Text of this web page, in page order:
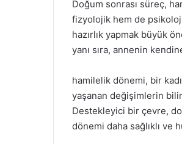
Doğum sonrası süreç,
fizyolojik hem de
hazırlık yapmak büyük
yanı sıra, annenin
hamilelik dönemi, bir
yaşanan değişimlerin
Destekleyici bir çevre,
dönemi daha sağlıklı ve